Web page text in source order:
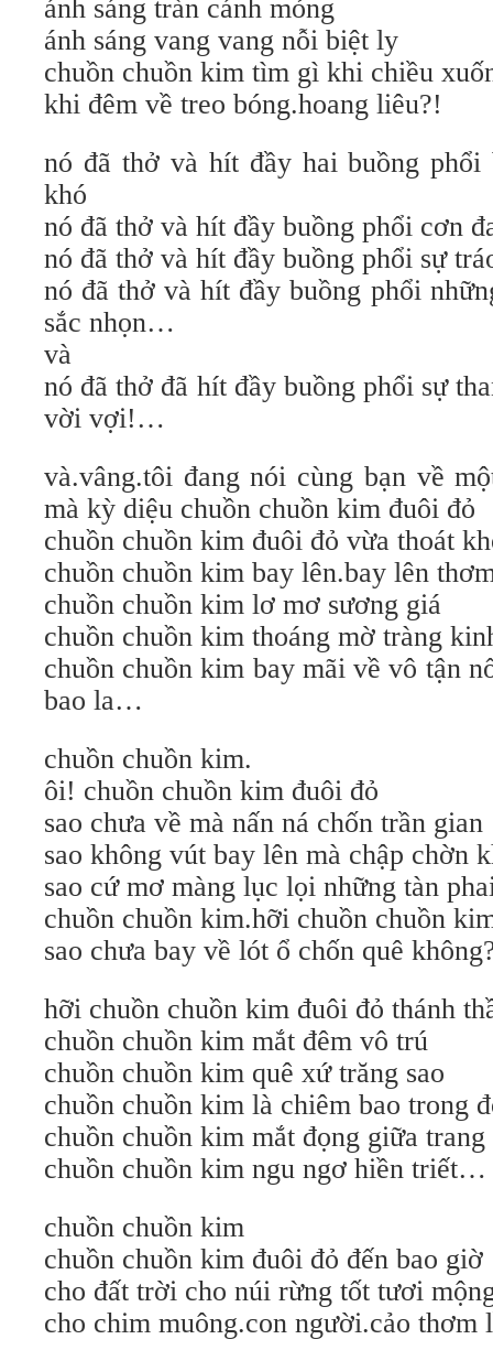
ánh sáng tràn cánh mỏng
ánh sáng vang vang nỗi biệt ly
chuồn chuồn kim tìm gì khi chiều
khi đêm về treo bóng.hoang liêu?!
nó đã thở và hít đầy hai buồng phổi
khó
nó đã thở và hít đầy buồng phổi cơn
nó đã thở và hít đầy buồng phổi sự
nó đã thở và hít đầy buồng phổi
sắc nhọn…
và
nó đã thở đã hít đầy buồng phổi sự
vời vợi!…
và.vâng.tôi đang nói cùng bạn về
mà kỳ diệu chuồn chuồn kim đuôi đỏ
chuồn chuồn kim đuôi đỏ vừa thoát
chuồn chuồn kim bay lên.bay lên
chuồn chuồn kim lơ mơ sương giá
chuồn chuồn kim thoáng mờ tràng
chuồn chuồn kim bay mãi về vô tận
bao la…
chuồn chuồn kim.
ôi! chuồn chuồn kim đuôi đỏ
sao chưa về mà nấn ná chốn trần gian
sao không vút bay lên mà chập chờn
sao cứ mơ màng lục lọi những tàn
chuồn chuồn kim.hỡi chuồn chuồn
sao chưa bay về lót ổ chốn quê
hỡi chuồn chuồn kim đuôi đỏ thánh
chuồn chuồn kim mắt đêm vô trú
chuồn chuồn kim quê xứ trăng sao
chuồn chuồn kim là chiêm bao trong
chuồn chuồn kim mắt đọng giữa trang
chuồn chuồn kim ngu ngơ hiền triết…
chuồn chuồn kim
chuồn chuồn kim đuôi đỏ đến bao giờ
cho đất trời cho núi rừng tốt tươi
cho chim muông.con người.cảo thơm